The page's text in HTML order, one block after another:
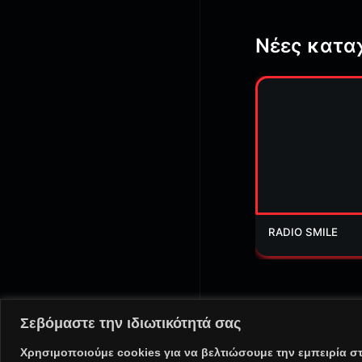
Σεβόμαστε την ιδιωτικότητά σας
Χρησιμοποιούμε cookies για να βελτιώσουμε την εμπειρία
Νέες
RADIO SMILE
@ Copyright 2025